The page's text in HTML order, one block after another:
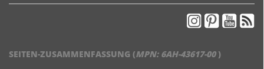
SEITEN-ZUSAMMENFASSUNG (MPN: 6AH-43617-00)